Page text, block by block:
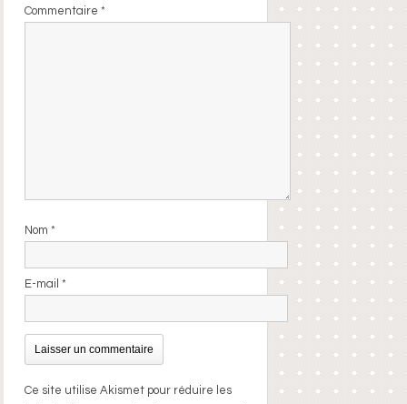
Commentaire*
Nom*
E-mail*
Ce site utilise Akismet pour réduire les